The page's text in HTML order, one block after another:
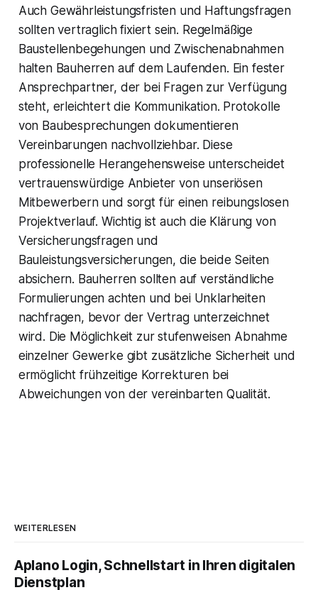
Auch Gewährleistungsfristen und Haftungsfragen
sollten vertraglich fixiert sein. Regelmäßige
Baustellenbegehungen und Zwischenabnahmen
halten Bauherren auf dem Laufenden. Ein fester
Ansprechpartner, der bei Fragen zur Verfügung
steht, erleichtert die Kommunikation. Protokolle
von Baubesprechungen dokumentieren
Vereinbarungen nachvollziehbar. Diese
professionelle Herangehensweise unterscheidet
vertrauenswürdige Anbieter von unseriösen
Mitbewerbern und sorgt für einen reibungslosen
Projektverlauf. Wichtig ist auch die Klärung von
Versicherungsfragen und
Bauleistungsversicherungen, die beide Seiten
absichern. Bauherren sollten auf verständliche
Formulierungen achten und bei Unklarheiten
nachfragen, bevor der Vertrag unterzeichnet
wird. Die Möglichkeit zur stufenweisen Abnahme
einzelner Gewerke gibt zusätzliche Sicherheit und
ermöglicht frühzeitige Korrekturen bei
Abweichungen von der vereinbarten Qualität.
WEITERLESEN
Aplano Login, Schnellstart in Ihren digitalen
Dienstplan